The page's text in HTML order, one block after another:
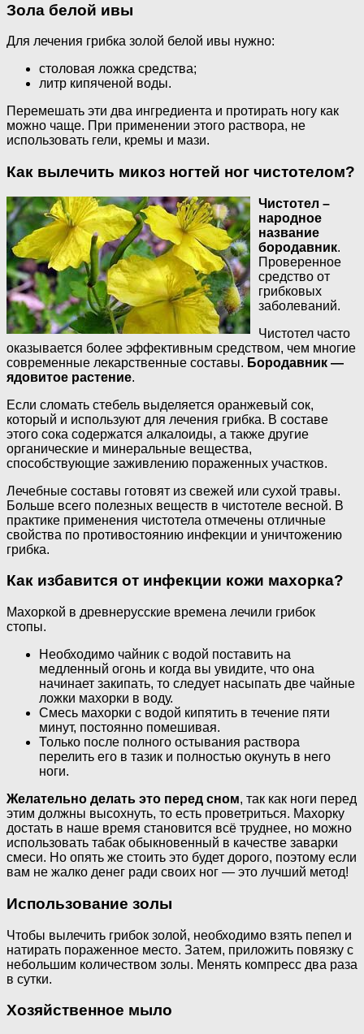
Зола белой ивы
Для лечения грибка золой белой ивы нужно:
столовая ложка средства;
литр кипяченой воды.
Перемешать эти два ингредиента и протирать ногу как
можно чаще. При применении этого раствора, не
использовать гели, кремы и мази.
Как вылечить микоз ногтей ног чистотелом?
Чистотел –
народное
название
бородавник.
Проверенное
средство от
грибковых
заболеваний.
Чистотел часто
оказывается более эффективным средством, чем многие
современные лекарственные составы. Бородавник —
ядовитое растение.
Если сломать стебель выделяется оранжевый сок,
который и используют для лечения грибка. В составе
этого сока содержатся алкалоиды, а также другие
органические и минеральные вещества,
способствующие заживлению пораженных участков.
Лечебные составы готовят из свежей или сухой травы.
Больше всего полезных веществ в чистотеле весной. В
практике применения чистотела отмечены отличные
свойства по противостоянию инфекции и уничтожению
грибка.
Как избавится от инфекции кожи махорка?
Махоркой в древнерусские времена лечили грибок
стопы.
Необходимо чайник с водой поставить на
медленный огонь и когда вы увидите, что она
начинает закипать, то следует насыпать две чайные
ложки махорки в воду.
Смесь махорки с водой кипятить в течение пяти
минут, постоянно помешивая.
Только после полного остывания раствора
перелить его в тазик и полностью окунуть в него
ноги.
Желательно делать это перед сном, так как ноги перед
этим должны высохнуть, то есть проветриться. Махорку
достать в наше время становится всё труднее, но можно
использовать табак обыкновенный в качестве заварки
смеси. Но опять же стоить это будет дорого, поэтому если
вам не жалко денег ради своих ног — это лучший метод!
Использование золы
Чтобы вылечить грибок золой, необходимо взять пепел и
натирать пораженное место. Затем, приложить повязку с
небольшим количеством золы. Менять компресс два раза
в сутки.
Хозяйственное мыло